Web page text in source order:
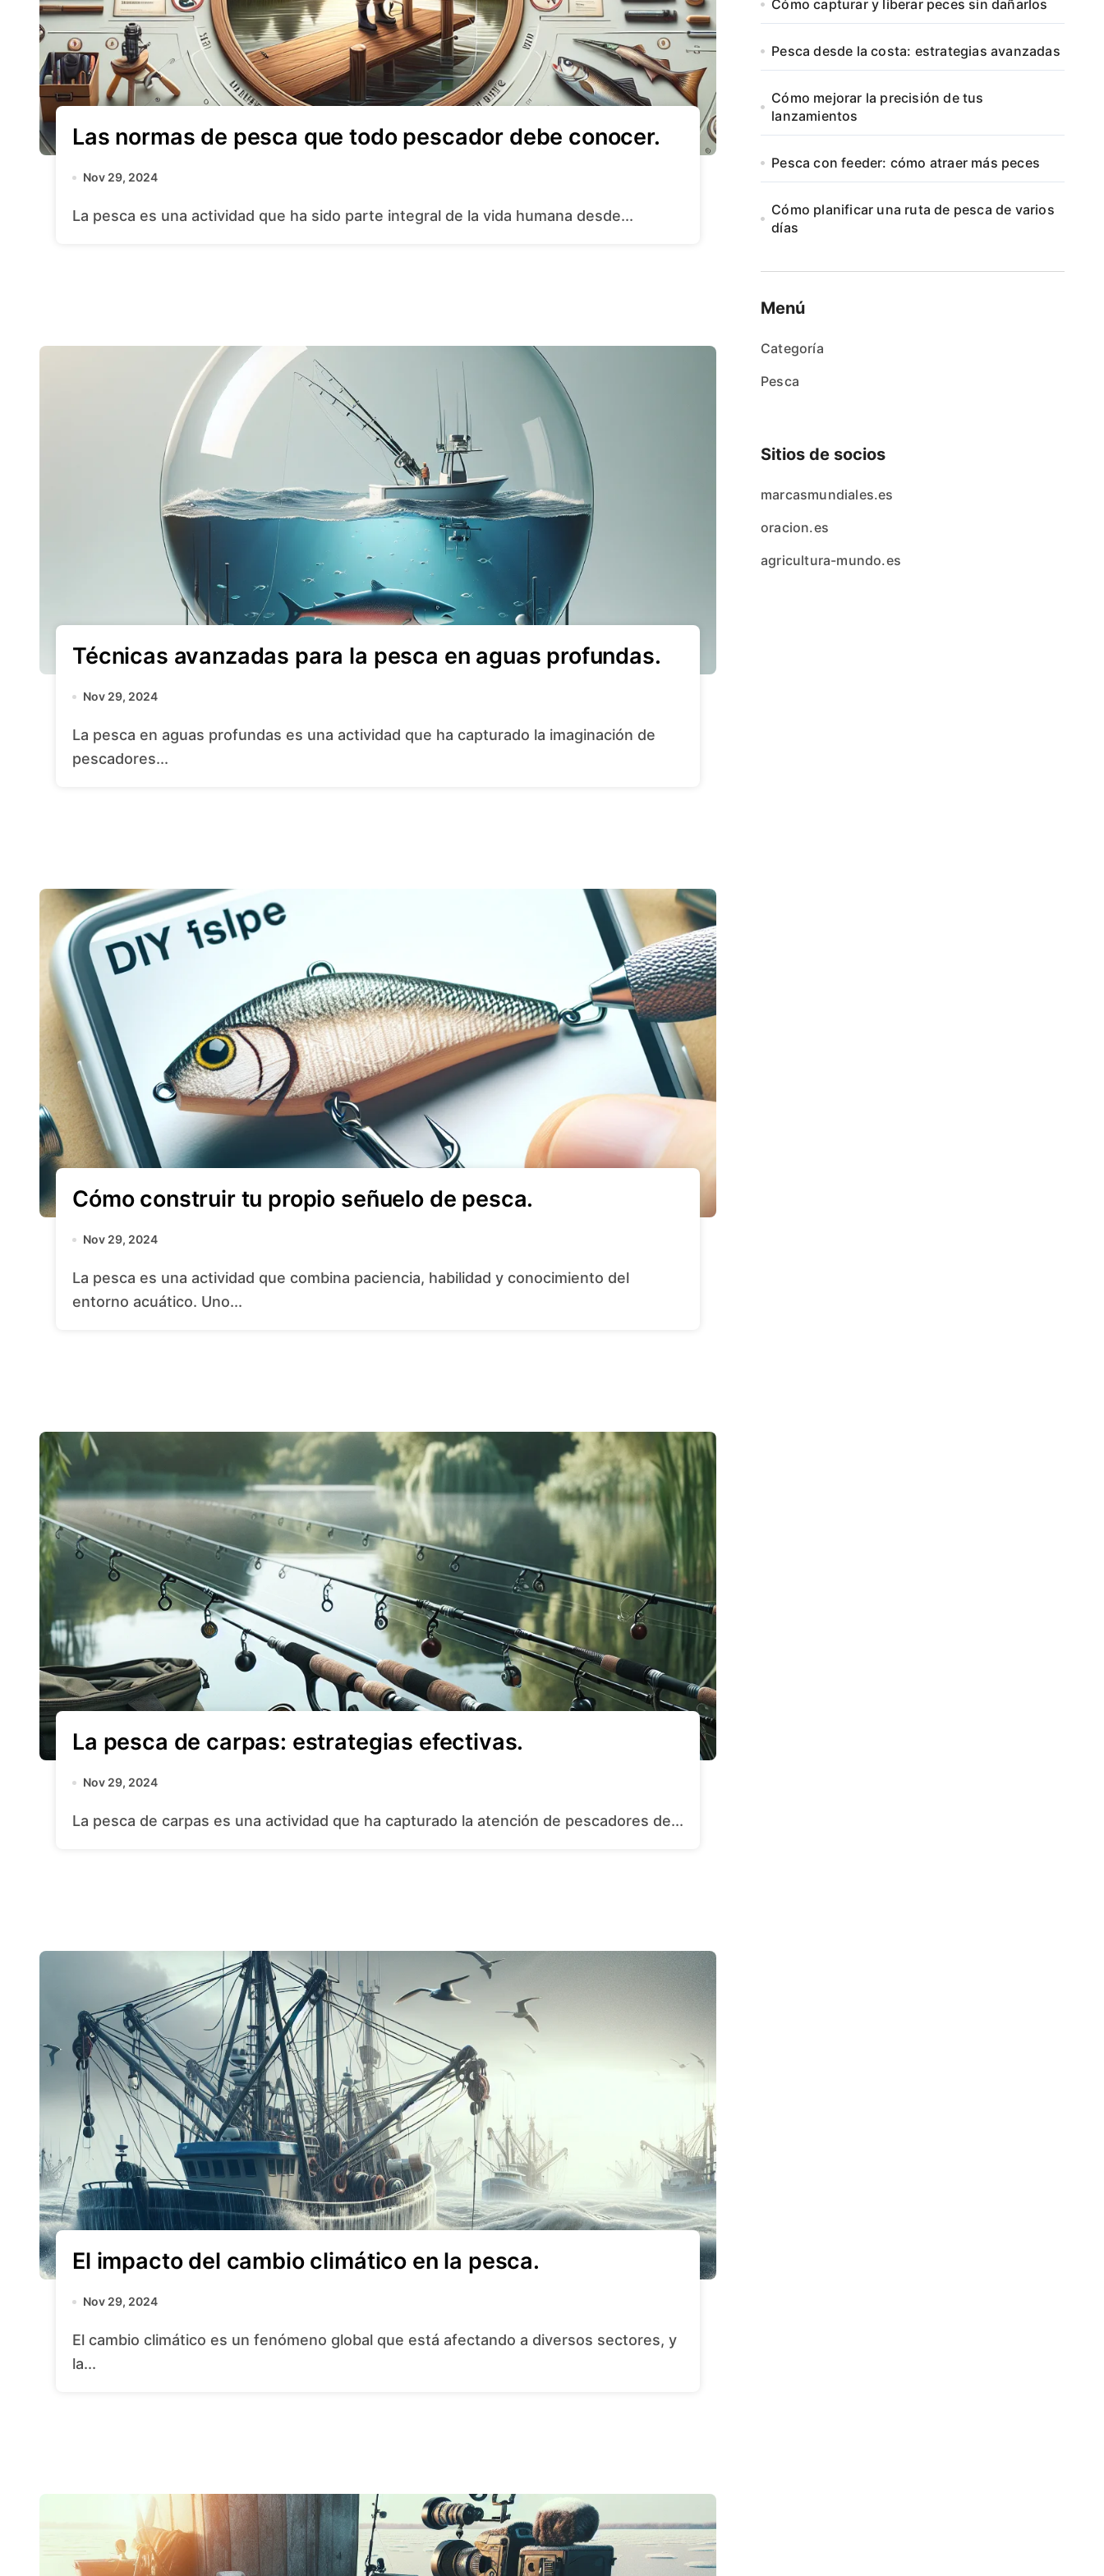
Las normas de pesca que todo pescador debe conocer.
Nov 29, 2024
La pesca es una actividad que ha sido parte integral de la vida humana desde...
Técnicas avanzadas para la pesca en aguas profundas.
Nov 29, 2024
La pesca en aguas profundas es una actividad que ha capturado la imaginación de
pescadores...
Cómo construir tu propio señuelo de pesca.
Nov 29, 2024
La pesca es una actividad que combina paciencia, habilidad y conocimiento del
entorno acuático. Uno...
La pesca de carpas: estrategias efectivas.
Nov 29, 2024
La pesca de carpas es una actividad que ha capturado la atención de pescadores de...
El impacto del cambio climático en la pesca.
Nov 29, 2024
El cambio climático es un fenómeno global que está afectando a diversos sectores, y
la...
Cómo capturar y liberar peces sin dañarlos
Pesca desde la costa: estrategias avanzadas
Cómo mejorar la precisión de tus
lanzamientos
Pesca con feeder: cómo atraer más peces
Cómo planificar una ruta de pesca de varios
días
Menú
Categoría
Pesca
Sitios de socios
marcasmundiales.es
oracion.es
agricultura-mundo.es